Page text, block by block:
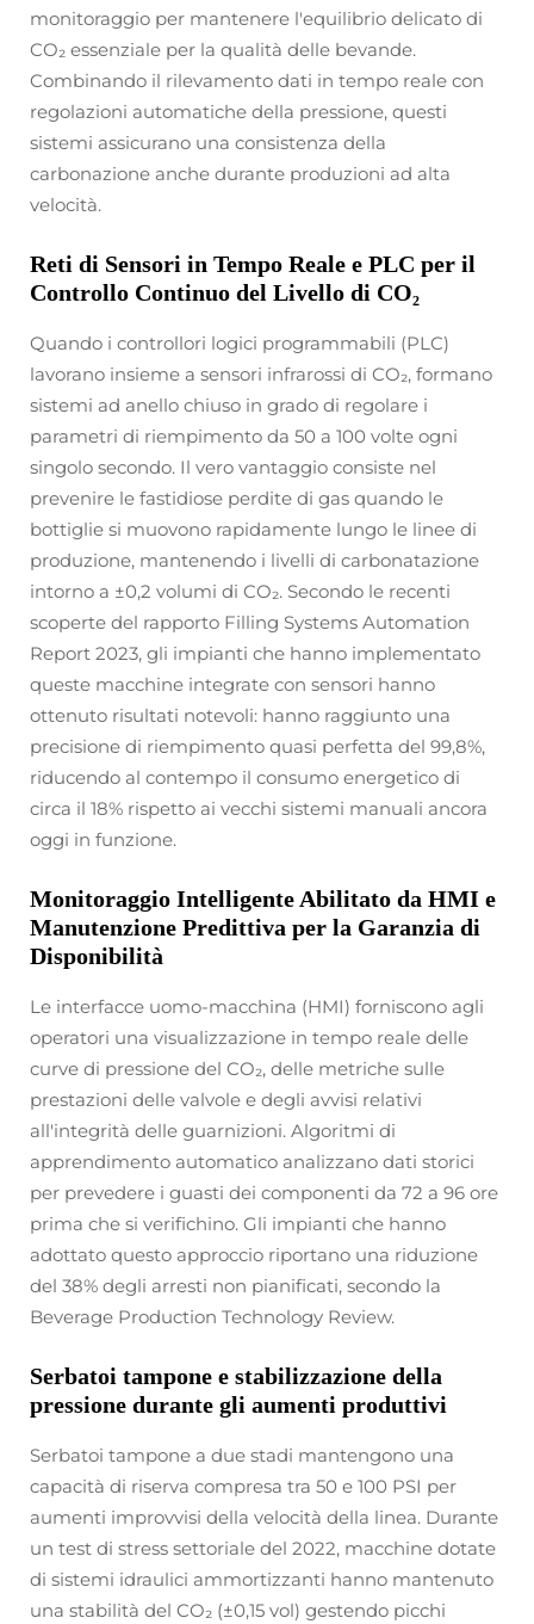
monitoraggio per mantenere l'equilibrio delicato di
CO₂ essenziale per la qualità delle bevande.
Combinando il rilevamento dati in tempo reale con
regolazioni automatiche della pressione, questi
sistemi assicurano una consistenza della
carbonazione anche durante produzioni ad alta
velocità.
Reti di Sensori in Tempo Reale e PLC per il
Controllo Continuo del Livello di CO₂
Quando i controllori logici programmabili (PLC)
lavorano insieme a sensori infrarossi di CO₂, formano
sistemi ad anello chiuso in grado di regolare i
parametri di riempimento da 50 a 100 volte ogni
singolo secondo. Il vero vantaggio consiste nel
prevenire le fastidiose perdite di gas quando le
bottiglie si muovono rapidamente lungo le linee di
produzione, mantenendo i livelli di carbonatazione
intorno a ±0,2 volumi di CO₂. Secondo le recenti
scoperte del rapporto Filling Systems Automation
Report 2023, gli impianti che hanno implementato
queste macchine integrate con sensori hanno
ottenuto risultati notevoli: hanno raggiunto una
precisione di riempimento quasi perfetta del 99,8%,
riducendo al contempo il consumo energetico di
circa il 18% rispetto ai vecchi sistemi manuali ancora
oggi in funzione.
Monitoraggio Intelligente Abilitato da HMI e
Manutenzione Predittiva per la Garanzia di
Disponibilità
Le interfacce uomo-macchina (HMI) forniscono agli
operatori una visualizzazione in tempo reale delle
curve di pressione del CO₂, delle metriche sulle
prestazioni delle valvole e degli avvisi relativi
all'integrità delle guarnizioni. Algoritmi di
apprendimento automatico analizzano dati storici
per prevedere i guasti dei componenti da 72 a 96 ore
prima che si verifichino. Gli impianti che hanno
adottato questo approccio riportano una riduzione
del 38% degli arresti non pianificati, secondo la
Beverage Production Technology Review.
Serbatoi tampone e stabilizzazione della
pressione durante gli aumenti produttivi
Serbatoi tampone a due stadi mantengono una
capacità di riserva compresa tra 50 e 100 PSI per
aumenti improvvisi della velocità della linea. Durante
un test di stress settoriale del 2022, macchine dotate
di sistemi idraulici ammortizzanti hanno mantenuto
una stabilità del CO₂ (±0,15 vol) gestendo picchi